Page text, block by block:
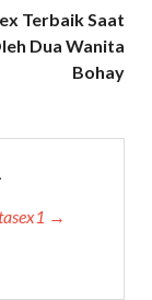
Terbaik Saat
Dua Wanita
Bohay
→